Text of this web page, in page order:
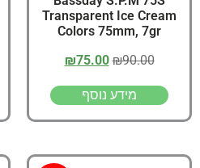
Transparent Ice Cream
Colors 75mm, 7gr
₪90.00
₪75.00
מידע נוסף